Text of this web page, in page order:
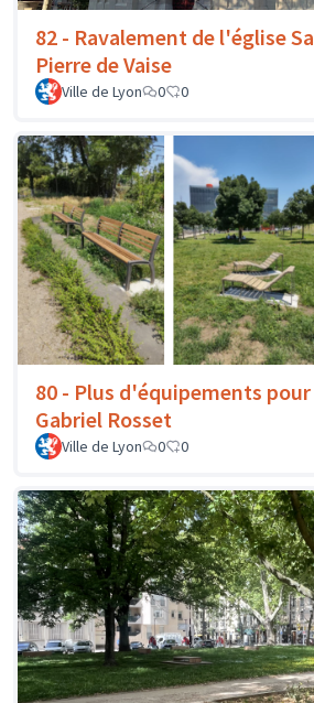
82 - Ravalement de l'église
Pierre de Vaise
Ville de Lyon 0 0
80 - Plus d'équipements
Gabriel Rosset
Ville de Lyon 0 0